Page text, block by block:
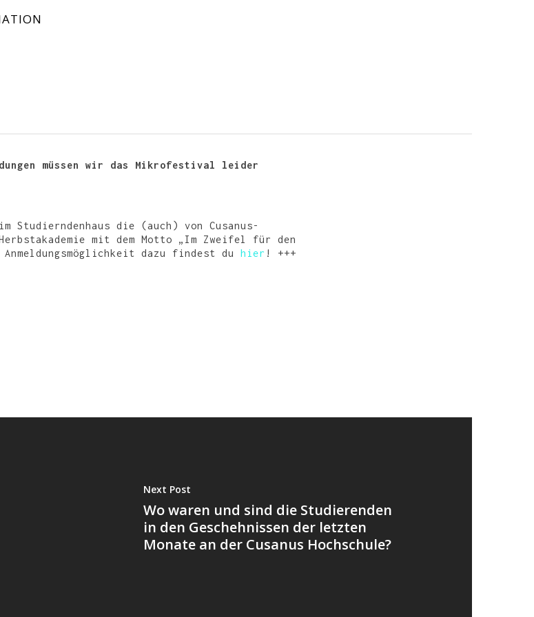
müssen wir das Mikrofestival leider
Studierndenhaus die (auch) von Cusanus-
mit dem Motto „Im Zweifel für den
dazu findest du hier ! +++
Next Post
Wo waren und sind die Studierenden
in den Geschehnissen der letzten
Monate an der Cusanus Hochschule?